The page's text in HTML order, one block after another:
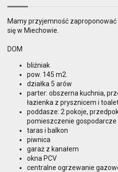
Mamy przyjemność
się w Miechowie.
DOM
bliźniak
pow. 145 m2.
działka 5 arów
parter: obszerna kuchnia,
łazienka z prysznicem i
poddasze: 2 pokoje,
pomieszczenie gospodarcze
taras i balkon
piwnica
garaż z kanałem
okna PCV
centralne ogrzewanie